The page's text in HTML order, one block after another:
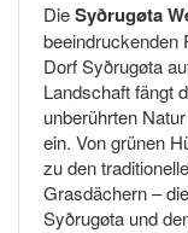
DieSyðrugøta
beeindruckenden
Dorf Syðrugøta
Landschaft fängt
unberührten
ein. Von grünen
zu den
Grasdächern –
Syðrugøta und